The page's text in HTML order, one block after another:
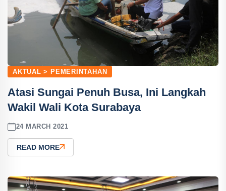
AKTUAL > PEMERINTAHAN
Atasi Sungai Penuh Busa, Ini Langkah
Wakil Wali Kota Surabaya
24 MARCH 2021
READ MORE